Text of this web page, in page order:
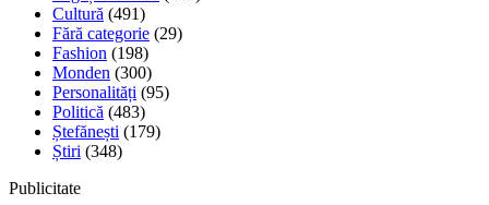
Cultură (491)
Fără categorie (29)
Fashion (198)
Monden (300)
Personalități (95)
Politică (483)
Ștefănești (179)
Știri (348)
Publicitate